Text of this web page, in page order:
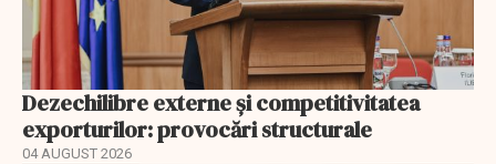
Dezechilibre externe și competitivitatea
exporturilor: provocări structurale
04 AUGUST 2026